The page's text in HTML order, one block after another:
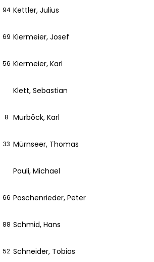
94 Kettler, Julius
69 Kiermeier, Josef
56 Kiermeier, Karl
Klett, Sebastian
8 Murböck, Karl
33 Mürnseer, Thomas
Pauli, Michael
66 Poschenrieder, Peter
88 Schmid, Hans
52 Schneider, Tobias